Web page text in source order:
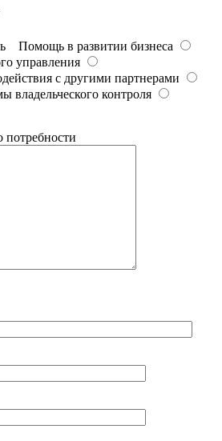
Помощь в развитии бизнеса
управления
с другими партнерами
владельческого контроля
потребности